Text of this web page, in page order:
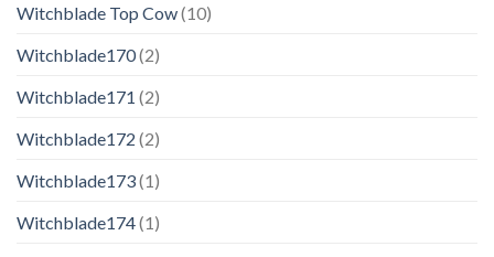
Witchblade Top Cow(10)
Witchblade170(2)
Witchblade171 (2)
Witchblade172 (2)
Witchblade173(1)
Witchblade174(1)